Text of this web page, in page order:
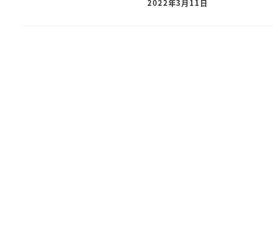
2022年3月11日